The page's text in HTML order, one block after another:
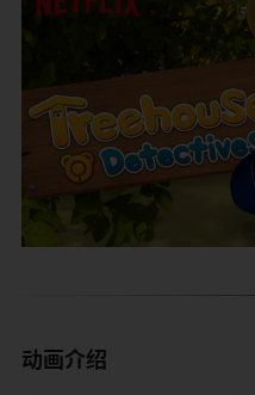
​动画介绍​